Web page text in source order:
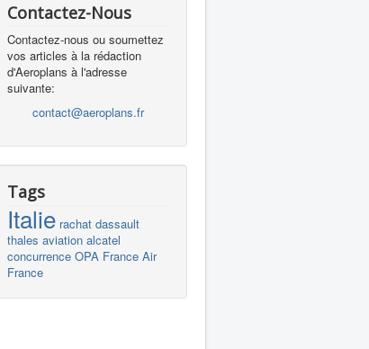
Contactez-Nous
Contactez-nous ou soumettez
vos articles à la rédaction
d'Aeroplans à l'adresse
suivante:
contact@aeroplans.fr
Tags
Italie rachat dassault
thales aviation alcatel
concurrence OPA France Air
France